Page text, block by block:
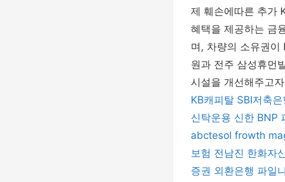
제 훼손에따른 추가
혜택을 제공하는 금
며, 차량의 소유권이
원과 전주 삼성휴먼
시설을 개선해주고
KB캐피탈 SBI저축은
신탁운용 신한 BNP
abctesol frowth
보험 전남진 한화자
증권 외환은행 파일